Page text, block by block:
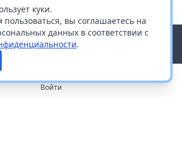
куки.
вы соглашаетесь на
данных в соответствии с
.
Войти